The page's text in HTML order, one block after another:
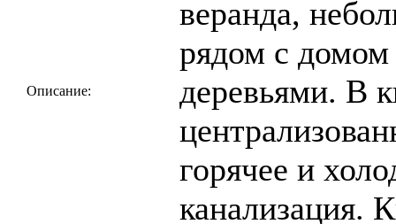
Описание:
веранда,
рядом с
деревьями. В
горячее и
канализация.